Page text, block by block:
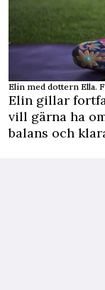
Elin med dottern Ella.
Elin gillar
vill gärna ha
balans och